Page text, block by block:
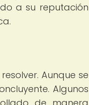
a su reputación
Aunque se
Algunos